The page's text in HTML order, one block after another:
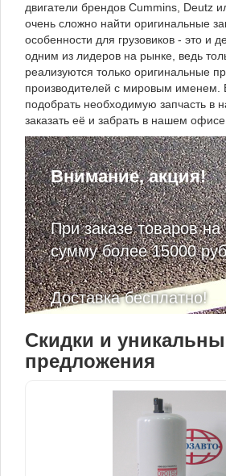
двигатели брендов Cummins, Deutz
очень сложно найти оригинальные
особенности для грузовиков - это и
одним из лидеров на рынке, ведь
реализуются только оригинальные
производителей с мировым именем.
подобрать необходимую запчасть в
заказать её и забрать в нашем офисе.
Внимание, акция!
При заказе товаров
сумму более 15000
Доставка бесплатно!
Скидки и
предложения